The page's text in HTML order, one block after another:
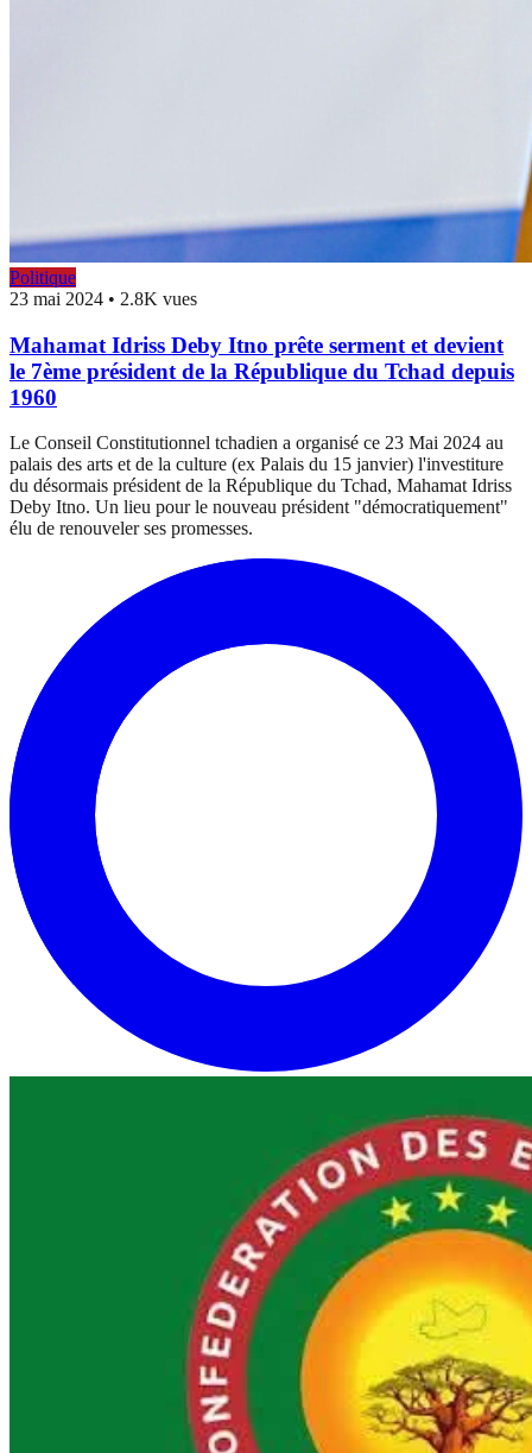
Politique
23 mai 2024 • 2.8K vues
Mahamat Idriss Deby Itno prête serment et devient
le 7ème président de la République du Tchad depuis
1960
Le Conseil Constitutionnel tchadien a organisé ce 23 Mai 2024 au
palais des arts et de la culture (ex Palais du 15 janvier) l'investiture
du désormais président de la République du Tchad, Mahamat Idriss
Deby Itno. Un lieu pour le nouveau président "démocratiquement"
élu de renouveler ses promesses.